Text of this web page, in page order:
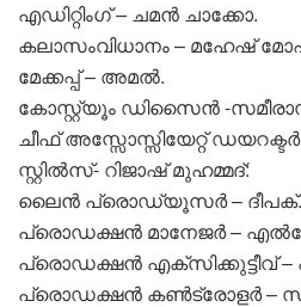
എഡിറ്റിംഗ് – ചമൻ ചാക്കോ.
കലാസംവിധാനം – മഹേഷ്
മേക്കപ്പ് – അമൽ.
കോസ്റ്റ്യൂം ഡിസൈൻ -
ചീഫ് അസ്സോസ്സിയേറ്റ്
സ്റ്റിൽസ്- റിജാഷ് മുഹമ്മദ്:
ലൈൻ പ്രൊഡ്യൂസർ – ദീപക്.
പ്രൊഡക്ഷൻ മാനേജർ –
പ്രൊഡക്ഷൻ എക്സിക്കുട്ടീവ്
പ്രൊഡക്ഷൻ കൺട്രോളർ –